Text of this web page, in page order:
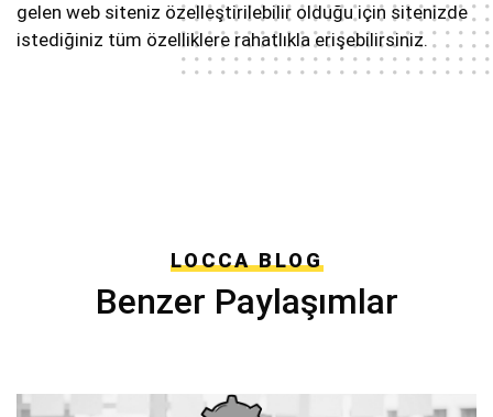
gelen web siteniz özelleştirilebilir olduğu için sitenizde
istediğiniz tüm özelliklere rahatlıkla erişebilirsiniz.
LOCCA BLOG
Benzer Paylaşımlar